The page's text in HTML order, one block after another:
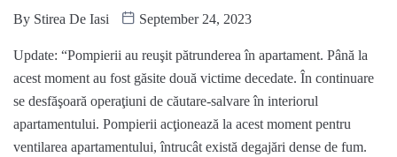
By Stirea De Iasi September 24, 2023
Update: “Pompierii au reuşit pătrunderea în apartament. Până la
acest moment au fost găsite două victime decedate. În continuare
se desfăşoară operaţiuni de căutare-salvare în interiorul
apartamentului. Pompierii acţionează la acest moment pentru
ventilarea apartamentului, întrucât există degajări dense de fum.